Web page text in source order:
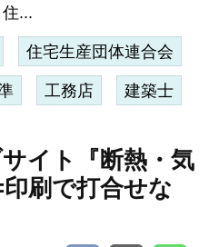
...
住宅生産団体連合会
工務店 建築士
イト『断熱・気
刷で打合せな